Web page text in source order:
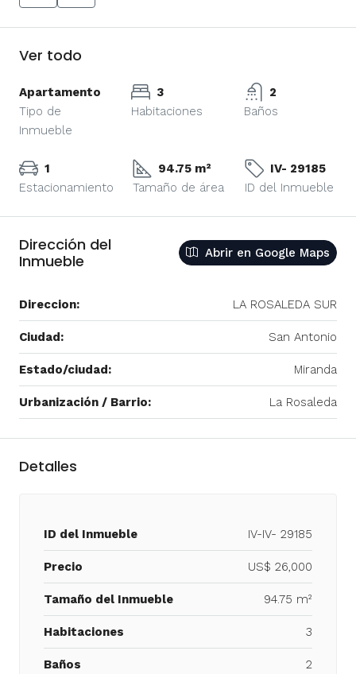
Ver todo
Apartamento
Tipo de
Inmueble
3
Habitaciones
2
Baños
1
Estacionamiento
94.75 m²
Tamaño de área
IV- 29185
ID del Inmueble
Dirección del
Inmueble
Abrir en Google Maps
Direccion: LA ROSALEDA SUR
Ciudad: San Antonio
Estado/ciudad: Miranda
Urbanización / Barrio: La Rosaleda
Detalles
ID del Inmueble IV-IV- 29185
Precio US$ 26,000
Tamaño del Inmueble 94.75 m²
Habitaciones 3
Baños 2